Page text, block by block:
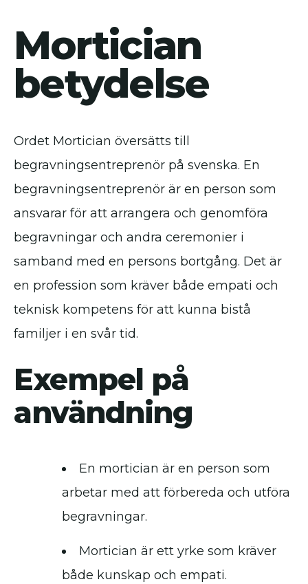
Mortician
betydelse
Ordet Mortician översätts till
begravningsentreprenör på svenska. En
begravningsentreprenör är en person som
ansvarar för att arrangera och genomföra
begravningar och andra ceremonier i
samband med en persons bortgång. Det är
en profession som kräver både empati och
teknisk kompetens för att kunna bistå
familjer i en svår tid.
Exempel på
användning
En mortician är en person som
arbetar med att förbereda och utföra
begravningar.
Mortician är ett yrke som kräver
både kunskap och empati.